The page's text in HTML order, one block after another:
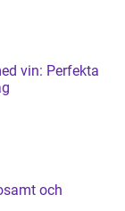
vin: Perfekta
och